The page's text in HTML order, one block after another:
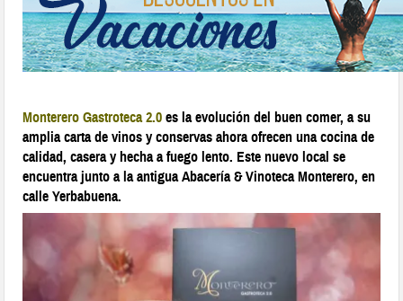
Monterero Gastroteca 2.0es la evolución del buen comer, a su
amplia carta de vinos y conservas ahora ofrecen una cocina de
calidad, casera y hecha a fuego lento. Este nuevo local se
encuentra junto a la antigua Abacería & Vinoteca Monterero, en
calle Yerbabuena.